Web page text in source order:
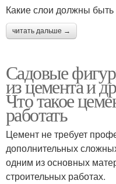
Какие слои должны
читать дальше →
Садовые
из цемента и
Что такое
работать
Цемент не требует
дополнительных
одним из основных
строительных работах.